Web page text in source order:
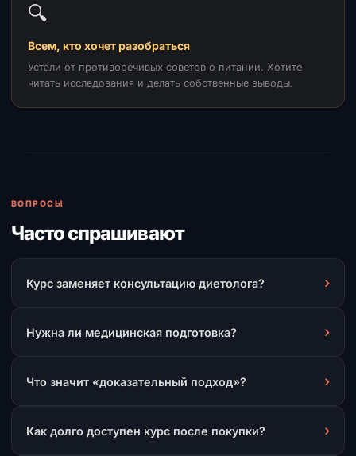
🔍
Всем, кто хочет разобраться
Устали от противоречивых советов о питании. Хотите
читать исследования и делать собственные выводы.
ВОПРОСЫ
Часто спрашивают
Курс заменяет консультацию диетолога? ›
Нужна ли медицинская подготовка? ›
Что значит «доказательный подход»? ›
Как долго доступен курс после покупки? ›